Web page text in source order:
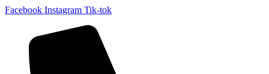
Facebook Instagram Tik-tok